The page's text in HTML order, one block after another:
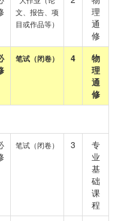
文、报告、项
目或作品等）
理
通
修
笔试（闭卷） 4
物
理
通
修
笔试（闭卷） 3
专
业
基
础
课
程